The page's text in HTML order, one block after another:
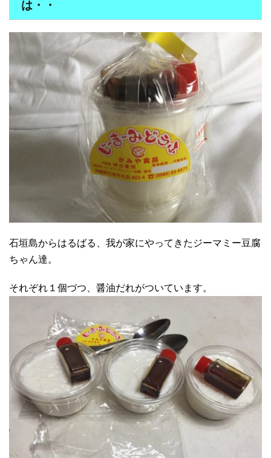
は・・
石垣島からはるばる、我が家にやってきたジーマミー豆腐
ちゃん達。
それぞれ１個づつ、醤油だれがついています。